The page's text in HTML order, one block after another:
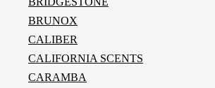
BRUNOX
CALIBER
CALIFORNIA SCENTS
CARAMBA